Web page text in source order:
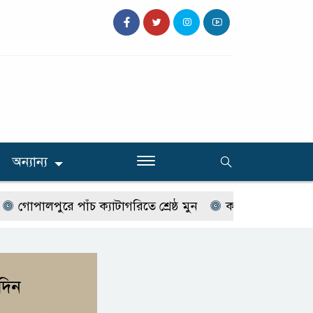
অন্যান্য
পাঁচ ক্যাটাগরিতে শ্রেষ্ঠ মুন কালিহাতীতে মারধরের